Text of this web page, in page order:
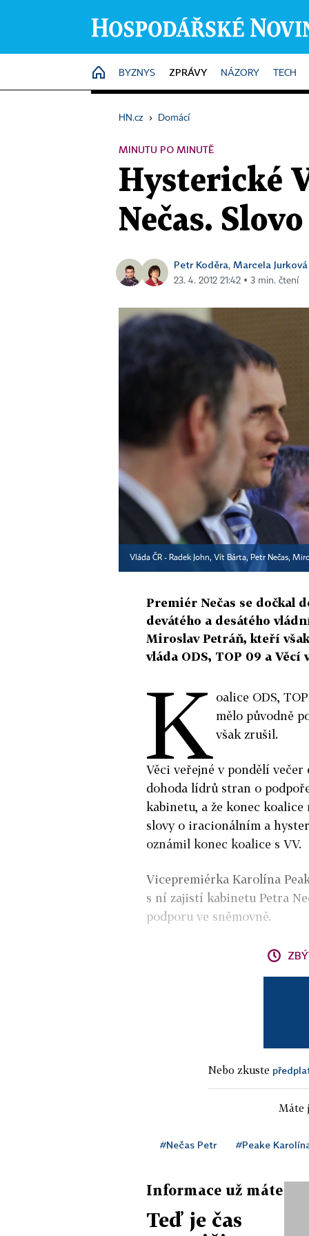
HOME
BYZNYS ZPRÁVY NÁZORY TECH
HN.cz › Domácí
MINUTU PO MINUTĚ
Hysterické
Nečas.
Petr Koděra, Marcela Jurková
23. 4. 2012 21:42 ▪ 3 min. čtení
Vláda ČR - Radek John, Vít Bárta, Petr Nečas,
Premiér Nečas se dočkal
devátého a desátého
Miroslav Petráň, kteří
vláda ODS, TOP 09 a
K oalice ODS,
mělo původně
však zrušil.
Věci veřejné v pondělí večer
dohoda lídrů stran o
kabinetu, a že konec koalice
slovy o iracionálním a
oznámil konec koalice s VV.
Vicepremiérka Karolína
s ní zajistí kabinetu Petra
podporu ve sněmovně.
Nebo zkuste
Máte
#Nečas Petr #Peake
Informace už máte
Teď je čas